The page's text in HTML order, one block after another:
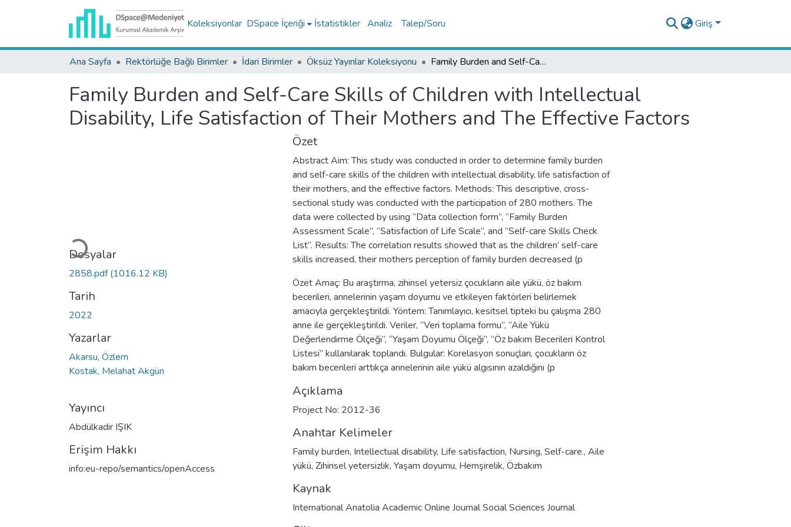
Koleksiyonlar DSpace İçeriği İstatistikler Analiz Talep/Soru Giriş
Ana Sayfa Rektörlüğe Bağlı Birimler İdari Birimler Öksüz Yayınlar Koleksiyonu Family Burden and Self-Care Skills of Children with Intellectual Disability, Life Satisfaction of Their Mothers and The Effective Factors
Family Burden and Self-Care Skills of Children with Intellectual
Disability, Life Satisfaction of Their Mothers and The Effective Factors
Yükleniyor...
Dosyalar
2858.pdf(1016.12 KB)
Tarih
2022
Yazarlar
Akarsu, Özlem
Kostak, Melahat Akgün
Yayıncı
Abdülkadir IŞIK
Erişim Hakkı
info:eu-repo/semantics/openAccess
Özet
Abstract Aim: This study was conducted in order to determine family burden
and self-care skills of the children with intellectual disability, life satisfaction of
their mothers, and the effective factors. Methods: This descriptive, cross-
sectional study was conducted with the participation of 280 mothers. The
data were collected by using “Data collection form”, “Family Burden
Assessment Scale”, “Satisfaction of Life Scale”, and “Self-care Skills Check
List”. Results: The correlation results showed that as the children’ self-care
skills increased, their mothers perception of family burden decreased (p
Özet Amaç: Bu araştırma, zihinsel yetersiz çocukların aile yükü, öz bakım
becerileri, annelerinin yaşam doyumu ve etkileyen faktörleri belirlemek
amacıyla gerçekleştirildi. Yöntem: Tanımlayıcı, kesitsel tipteki bu çalışma 280
anne ile gerçekleştirildi. Veriler, “Veri toplama formu”, “Aile Yükü
Değerlendirme Ölçeği”, “Yaşam Doyumu Ölçeği”, “Öz bakım Becerileri Kontrol
Listesi” kullanılarak toplandı. Bulgular: Korelasyon sonuçları, çocukların öz
bakım becerileri arttıkça annelerinin aile yükü algısının azaldığını (p
Açıklama
Project No: 2012-36
Anahtar Kelimeler
Family burden, Intellectual disability, Life satisfaction, Nursing, Self-care., Aile
yükü, Zihinsel yetersizlik, Yaşam doyumu, Hemşirelik, Özbakım
Kaynak
International Anatolia Academic Online Journal Social Sciences Journal